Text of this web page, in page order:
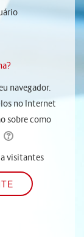
navegador.
no Internet
sobre como
visitantes